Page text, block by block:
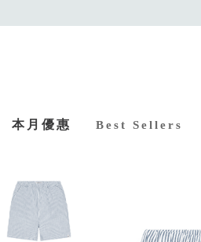
本月優惠 Best Sellers